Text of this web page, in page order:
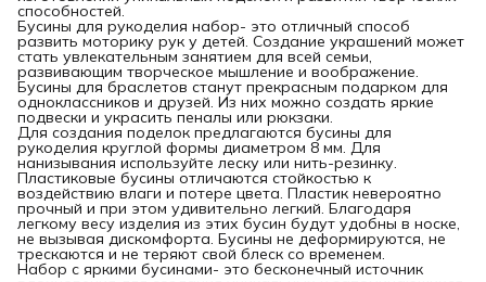
способностей.
Бусины для рукоделия набор- это отличный способ
развить моторику рук у детей. Создание украшений может
стать увлекательным занятием для всей семьи,
развивающим творческое мышление и воображение.
Бусины для браслетов станут прекрасным подарком для
одноклассников и друзей. Из них можно создать яркие
подвески и украсить пеналы или рюкзаки.
Для создания поделок предлагаются бусины для
рукоделия круглой формы диаметром 8 мм. Для
нанизывания используйте леску или нить-резинку.
Пластиковые бусины отличаются стойкостью к
воздействию влаги и потере цвета. Пластик невероятно
прочный и при этом удивительно легкий. Благодаря
легкому весу изделия из этих бусин будут удобны в носке,
не вызывая дискомфорта. Бусины не деформируются, не
трескаются и не теряют свой блеск со временем.
Набор с яркими бусинами- это бесконечный источник